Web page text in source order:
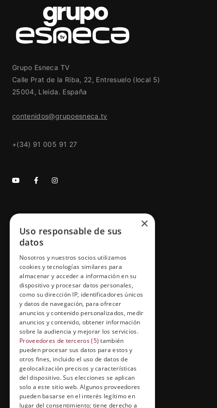
Grupo Esneca TV
Calle Prat de la Riba, 22, Entresuelo (local 5)
25004, Lleida. España
contenidos@grupoesneca.tv
+(34) 91 005 91 27
GRUPO ESNECA TV
Inicio
Información Legal
Política de Cookies
FORMACIÓN Y ENTRETENIMIENTO
Formación abierta
Cuídate con Grupo Esneca
Entrevistas profesionales
×
Uso responsable de sus
datos
Nosotros y nuestros socios utilizamos
cookies y tecnologías similares para
almacenar y acceder a información en su
dispositivo y procesar datos personales,
como su dirección IP, identificadores únicos
y datos de navegación, para ofrecer
anuncios y contenido personalizados, medir
anuncios y contenido, obtener información
sobre la audiencia y mejorar los servicios.
Proveedores de terceros (5) también
pueden procesar sus datos para estos y
otros fines, incluido el uso de datos de
geolocalización precisos y características
del dispositivo. Sus elecciones se aplican
solo a este sitio web. Algunos proveedores
pueden basarse en el interés legítimo en
lugar del consentimiento; tiene derecho a